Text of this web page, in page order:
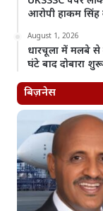
आरोपी हाकम
August 1, 2026
धारचूला में मलबे से
घंटे बाद दोबारा
बिज़नेस